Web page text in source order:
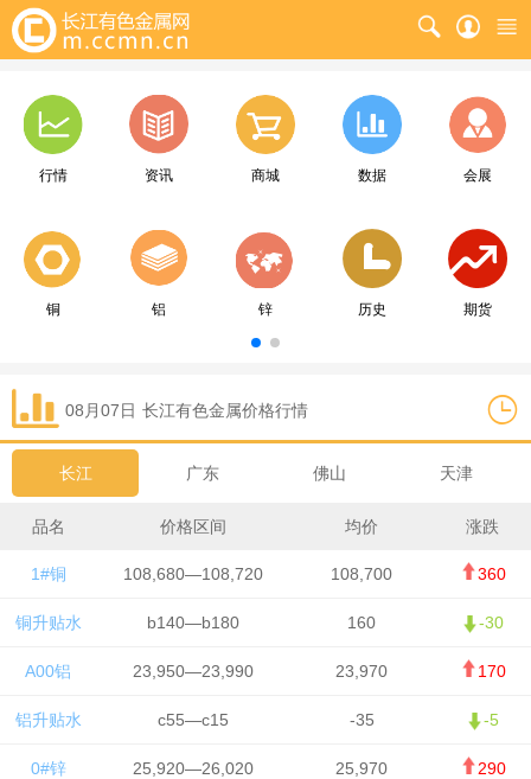
行情 资讯 商城 数据 会展
铜 铝 锌 历史 期货
08月07日 长江有色金属价格行情
长江 广东 佛山 天津
品名 价格区间 均价 涨跌
1#铜 108,680—108,720 108,700 360
铜升贴水 b140—b180 160 -30
A00铝 23,950—23,990 23,970 170
铝升贴水 c55—c15 -35 -5
0#锌 25,920—26,020 25,970 290